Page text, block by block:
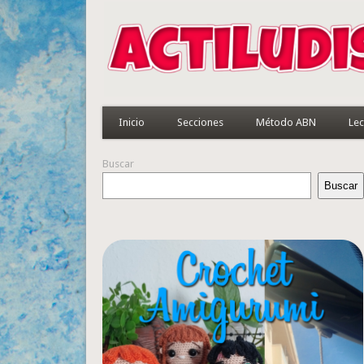
Inicio Secciones Método ABN
Buscar
Buscar